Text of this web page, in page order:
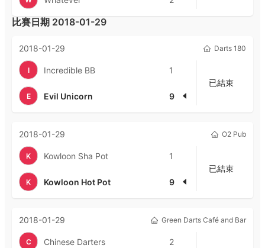
比賽日期 2018-01-29
2018-01-29 Darts 180
I Incredible BB 1
E Evil Unicorn 9
已結束
2018-01-29 O2 Pub
K Kowloon Sha Pot 1
K Kowloon Hot Pot 9
已結束
2018-01-29 Green Darts Café and Bar
C Chinese Darters 2